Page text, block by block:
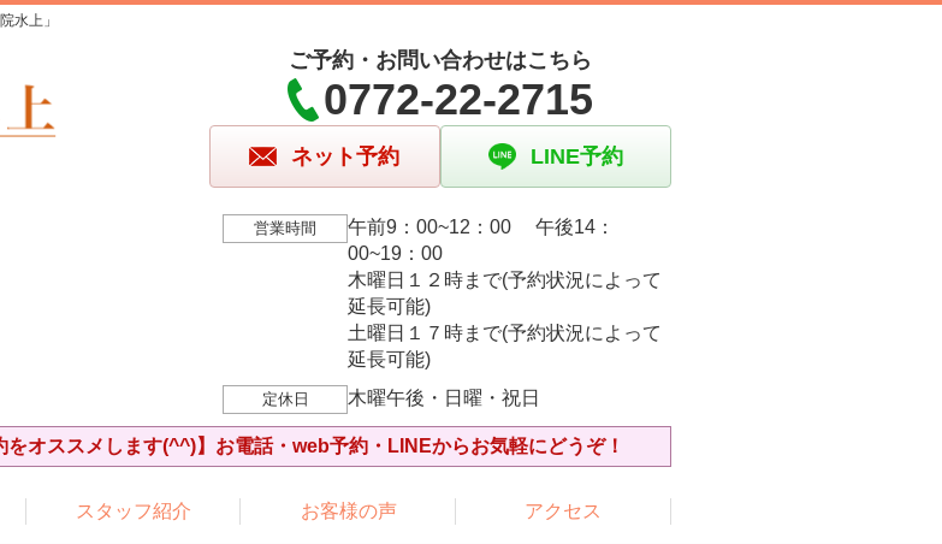
水上」
ご予約・お問い合わせはこちら
0772-22-2715
ネット予約 LINE予約
営業時間
午前9：00~12：00 午後14：
00~19：00
木曜日１２時まで(予約状況によって
延長可能)
土曜日１７時まで(予約状況によって
延長可能)
定休日 木曜午後・日曜・祝日
をオススメします(^^)】お電話・web予約・LINEからお気軽にどうぞ！
スタッフ紹介 お客様の声 アクセス